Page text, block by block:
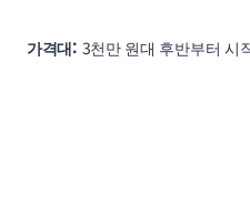
가격대: 3천만 원대 후반부터 시